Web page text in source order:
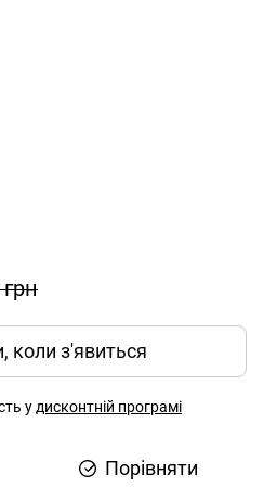
коли з'явиться
у дисконтній програмі
Порівняти